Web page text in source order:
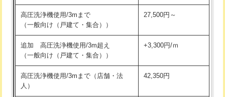
交換・取付(排水栓・排水トラップ
（P/S/ポップアップ））
22,000円+材料費
交換・取付（その他部品） 11,000円+材料費
持込商品取付（単水栓） 13,200円
持込商品取付（混合水栓）
高圧洗浄機使用/3mまで
（一般向け（戸建て・集合））
27,500円～
追加 高圧洗浄機使用/3m超え
（一般向け（戸建て・集合））
+3,300円/ｍ
高圧洗浄機使用/3mまで（店舗・法
人）
42,350円